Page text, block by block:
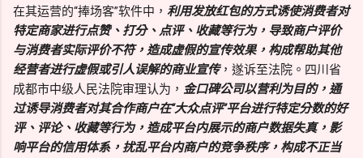
在其运营的“捧场客”软件中， 利用发放红包的方式诱使消费者对
特定商家进行点赞、打分、点评、收藏等行为，导致商户评价
与消费者实际评价不符，造成虚假的宣传效果，构成帮助其他
经营者进行虚假或引人误解的商业宣传，遂诉至法院。四川省
成都市中级人民法院审理认为， 金口碑公司以营利为目的，通
过诱导消费者对其合作商户在“大众点评”平台进行特定分数的好
评、评论、收藏等行为，造成平台内展示的商户数据失真，影
响平台的信用体系，扰乱平台内商户的竞争秩序，构成不正当